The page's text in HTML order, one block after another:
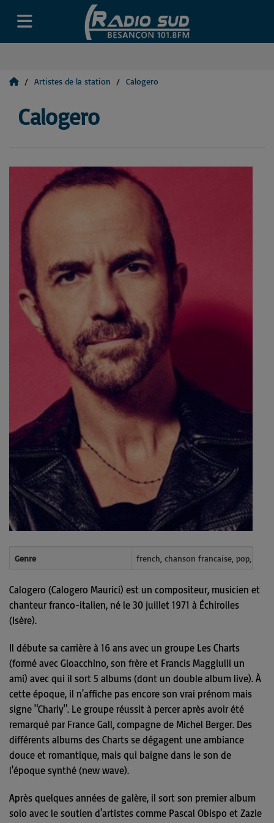
Artistes de la station Calogero
Calogero
Genre french, chanson francaise, pop,
Calogero (Calogero Maurici) est un compositeur, musicien et
chanteur franco-italien, né le 30 juillet 1971 à Échirolles
(Isère).
Il débute sa carrière à 16 ans avec un groupe Les Charts
(formé avec Gioacchino, son frère et Francis Maggiulli un
ami) avec qui il sort 5 albums (dont un double album live). À
cette époque, il n'affiche pas encore son vrai prénom mais
signe "Charly". Le groupe réussit à percer après avoir été
remarqué par France Gall, compagne de Michel Berger. Des
différents albums des Charts se dégagent une ambiance
douce et romantique, mais qui baigne dans le son de
l'époque synthé (new wave).
Après quelques années de galère, il sort son premier album
solo avec le soutien d'artistes comme Pascal Obispo et Zazie